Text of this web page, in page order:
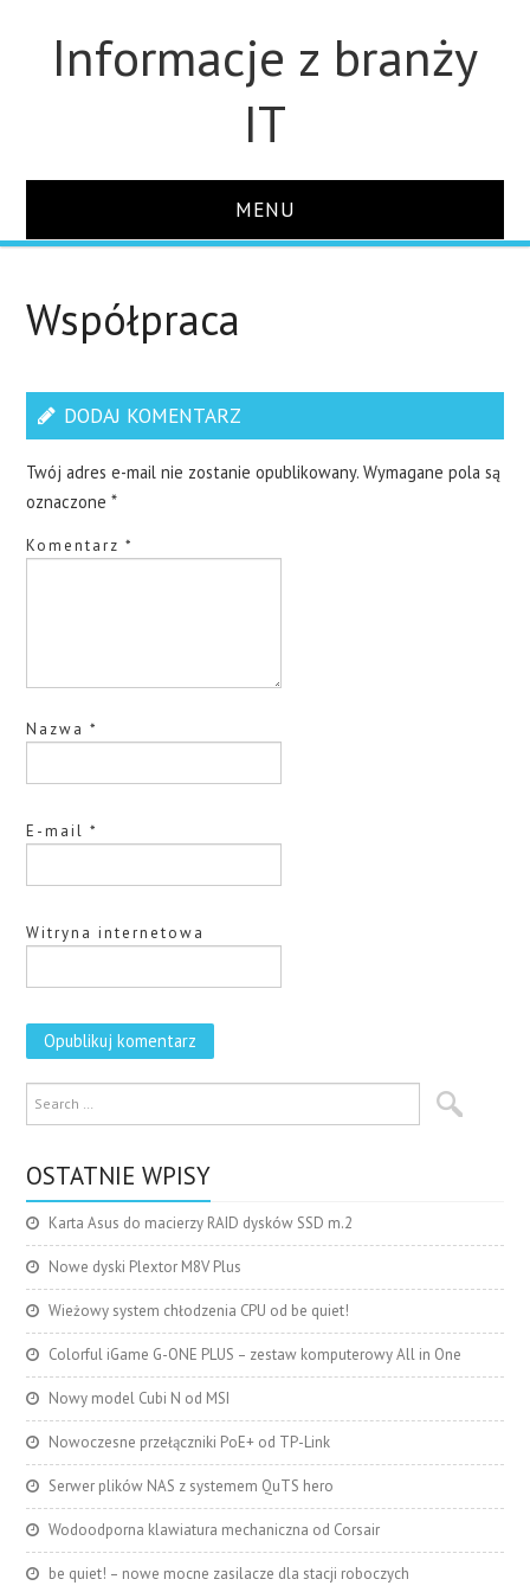
Informacje z branży
IT
MENU
DLA FIRM
DYSKI
MONITORY
O NAS
Współpraca
DODAJ KOMENTARZ
Twój adres e-mail nie zostanie opublikowany. Wymagane pola są
oznaczone*
Komentarz*
Nazwa*
E-mail*
Witryna internetowa
OSTATNIE WPISY
Karta Asus do macierzy RAID dysków SSD m.2
Nowe dyski Plextor M8V Plus
Wieżowy system chłodzenia CPU od be quiet!
Colorful iGame G-ONE PLUS – zestaw komputerowy All in One
Nowy model Cubi N od MSI
Nowoczesne przełączniki PoE+ od TP-Link
Serwer plików NAS z systemem QuTS hero
Wodoodporna klawiatura mechaniczna od Corsair
be quiet! – nowe mocne zasilacze dla stacji roboczych